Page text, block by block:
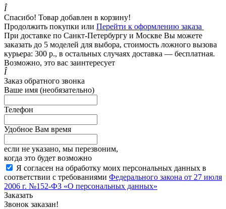
Î
Спасибо! Товар добавлен в корзину!
Продолжить покупки или Перейти к оформлению заказа
При доставке по Санкт-Петербургу и Москве Вы можете
заказать до 5 моделей для выбора, стоимость ложного вызова
курьера: 300 р., в остальных случаях доставка — бесплатная.
Возможно, это вас заинтересует
Î
Заказ обратного звонка
Ваше имя (необязательно)
Телефон
Удобное Вам время
если не указано, мы перезвоним,
когда это будет возможно
Я согласен на обработку моих персональных данных в
соответствии с требованиями Федерального закона от 27 июля
2006 г. №152-ФЗ «О персональных данных»
Заказать
Звонок заказан!